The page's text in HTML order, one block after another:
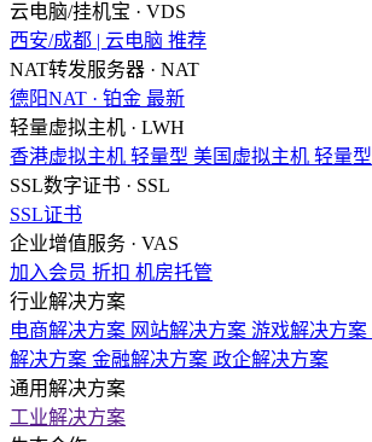
云电脑/挂机宝 · VDS
西安/成都 | 云电脑 推荐
NAT转发服务器 · NAT
德阳NAT · 铂金 最新
轻量虚拟主机 · LWH
香港虚拟主机 轻量型 美国虚拟主机 轻量型
SSL数字证书 · SSL
SSL证书
企业增值服务 · VAS
加入会员 折扣 机房托管
行业解决方案
电商解决方案 网站解决方案 游戏解决方案
解决方案 金融解决方案 政企解决方案
通用解决方案
工业解决方案